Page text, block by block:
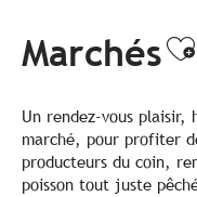
Marchés
Un rendez-vous plaisir,
marché, pour profiter
producteurs du coin,
poisson tout juste